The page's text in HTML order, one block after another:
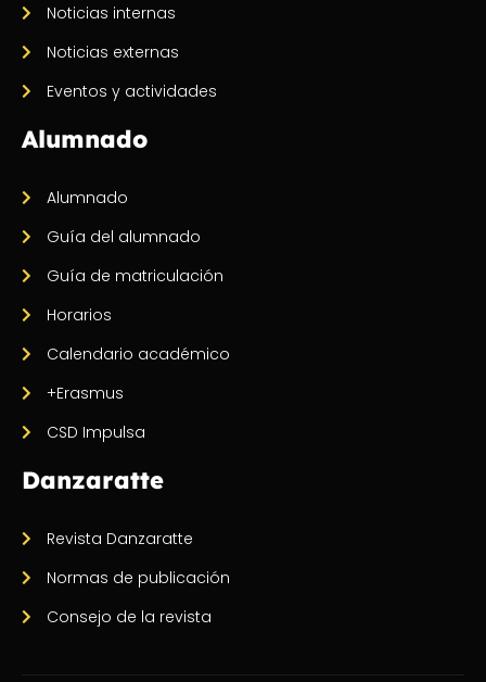
Noticias internas
Noticias externas
Eventos y actividades
Alumnado
Alumnado
Guía del alumnado
Guía de matriculación
Horarios
Calendario académico
+Erasmus
CSD Impulsa
Danzaratte
Revista Danzaratte
Normas de publicación
Consejo de la revista